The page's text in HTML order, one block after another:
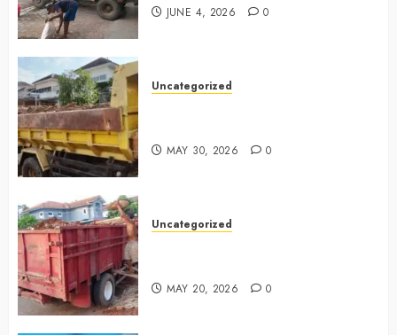
JUNE 4, 2026 0
Uncategorized
MAY 30, 2026 0
Uncategorized
MAY 20, 2026 0